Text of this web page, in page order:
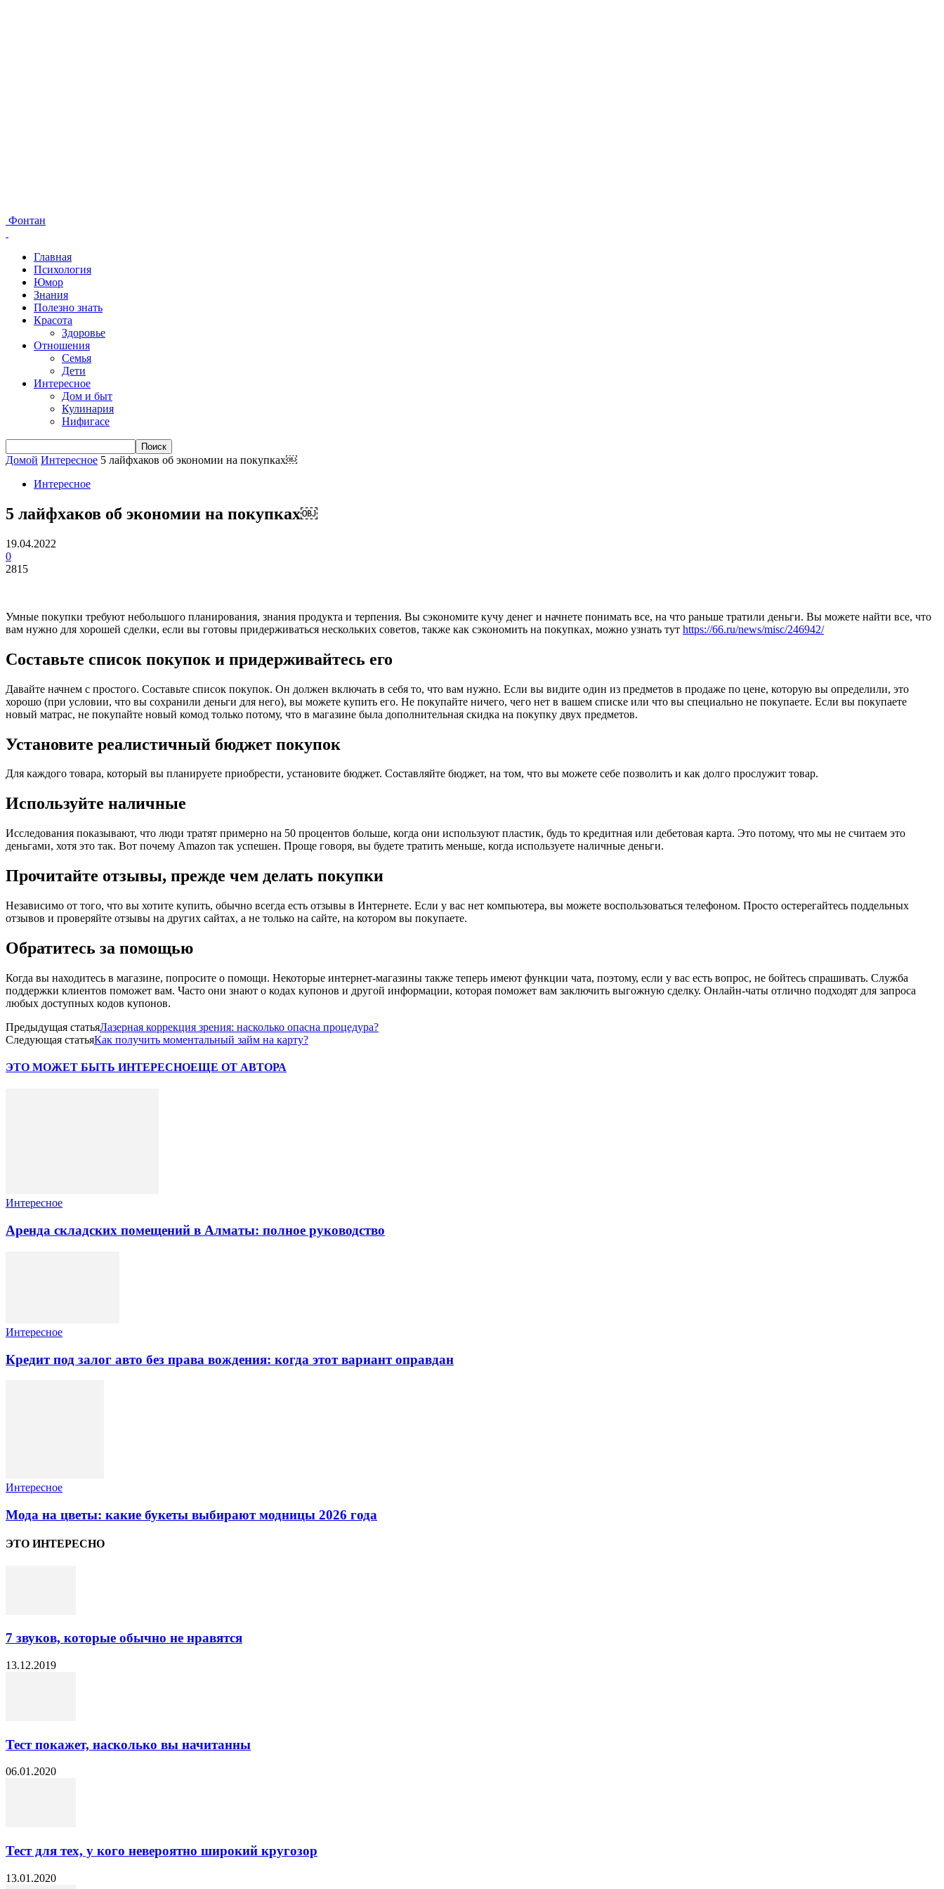
Фонтан
Главная
Психология
Юмор
Знания
Полезно знать
Красота
Здоровье
Отношения
Семья
Дети
Интересное
Дом и быт
Кулинария
Нифигасе
Домой Интересное 5 лайфхаков об экономии на покупках￼
Интересное
5 лайфхаков об экономии на покупках￼
19.04.2022
0
2815
Умные покупки требуют небольшого планирования, знания продукта и терпения. Вы сэкономите кучу денег и начнете понимать все, на что раньше тратили деньги. Вы можете найти все, что
вам нужно для хорошей сделки, если вы готовы придерживаться нескольких советов, также как сэкономить на покупках, можно узнать тут https://66.ru/news/misc/246942/
Составьте список покупок и придерживайтесь его
Давайте начнем с простого. Составьте список покупок. Он должен включать в себя то, что вам нужно. Если вы видите один из предметов в продаже по цене, которую вы определили, это
хорошо (при условии, что вы сохранили деньги для него), вы можете купить его. Не покупайте ничего, чего нет в вашем списке или что вы специально не покупаете. Если вы покупаете
новый матрас, не покупайте новый комод только потому, что в магазине была дополнительная скидка на покупку двух предметов.
Установите реалистичный бюджет покупок
Для каждого товара, который вы планируете приобрести, установите бюджет. Составляйте бюджет, на том, что вы можете себе позволить и как долго прослужит товар.
Используйте наличные
Исследования показывают, что люди тратят примерно на 50 процентов больше, когда они используют пластик, будь то кредитная или дебетовая карта. Это потому, что мы не считаем это
деньгами, хотя это так. Вот почему Amazon так успешен. Проще говоря, вы будете тратить меньше, когда используете наличные деньги.
Прочитайте отзывы, прежде чем делать покупки
Независимо от того, что вы хотите купить, обычно всегда есть отзывы в Интернете. Если у вас нет компьютера, вы можете воспользоваться телефоном. Просто остерегайтесь поддельных
отзывов и проверяйте отзывы на других сайтах, а не только на сайте, на котором вы покупаете.
Обратитесь за помощью
Когда вы находитесь в магазине, попросите о помощи. Некоторые интернет-магазины также теперь имеют функции чата, поэтому, если у вас есть вопрос, не бойтесь спрашивать. Служба
поддержки клиентов поможет вам. Часто они знают о кодах купонов и другой информации, которая поможет вам заключить выгожную сделку. Онлайн-чаты отлично подходят для запроса
любых доступных кодов купонов.
Предыдущая статьяЛазерная коррекция зрения: насколько опасна процедура?
Следующая статьяКак получить моментальный займ на карту?
ЭТО МОЖЕТ БЫТЬ ИНТЕРЕСНОЕЩЕ ОТ АВТОРА
Интересное
Аренда складских помещений в Алматы: полное руководство
Интересное
Кредит под залог авто без права вождения: когда этот вариант оправдан
Интересное
Мода на цветы: какие букеты выбирают модницы 2026 года
ЭТО ИНТЕРЕСНО
7 звуков, которые обычно не нравятся
13.12.2019
Тест покажет, насколько вы начитанны
06.01.2020
Тест для тех, у кого невероятно широкий кругозор
13.01.2020